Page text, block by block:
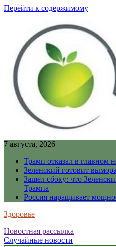
Перейти к содержимому
7 августа, 2026
Трамп отказал в главном
Зеленский готовит
Зашел сбоку: что
Трампа
Россия наращивает
Здоровье
Новостная рассылка
Случайные новости